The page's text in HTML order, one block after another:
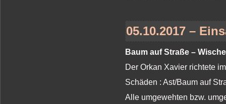
05.10.2017 –
Baum auf Straße –
Der Orkan Xavier richtete
Schäden : Ast/Baum auf
Alle umgewehten bzw.